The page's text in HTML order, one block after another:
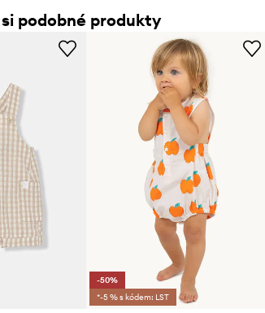
podobné produkty
-50%
*-5 % s kódem: LST